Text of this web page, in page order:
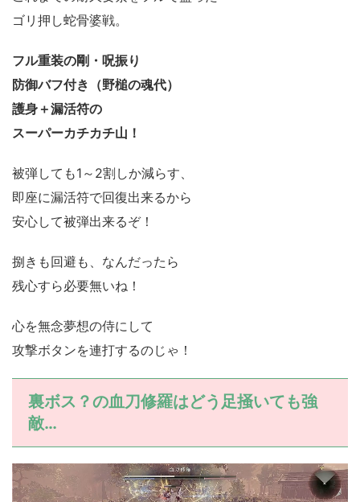
ゴリ押し蛇骨婆戦。
フル重装の剛・呪振り
防御バフ付き（野槌の魂代）
護身＋漏活符の
スーパーカチカチ山！
被弾しても1～2割しか減らす、
即座に漏活符で回復出来るから
安心して被弾出来るぞ！
捌きも回避も、なんだったら
残心すら必要無いね！
心を無念夢想の侍にして
攻撃ボタンを連打するのじゃ！
裏ボス？の血刀修羅はどう足掻いても強
敵…
動
画